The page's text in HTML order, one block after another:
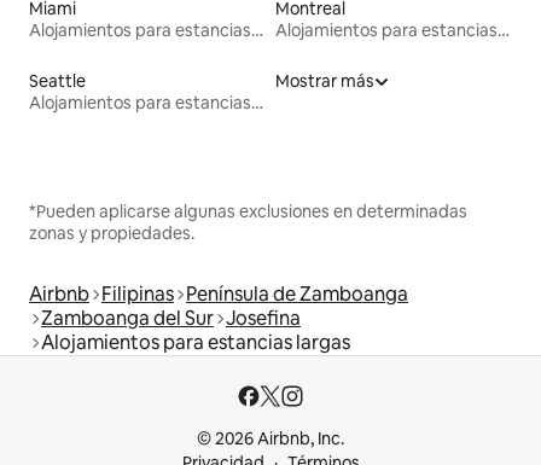
Miami
Alojamientos para estancias largas
Montreal
Alojamientos para estancias largas
Seattle
Alojamientos para estancias largas
Mostrar más
*Pueden aplicarse algunas exclusiones en determinadas
zonas y propiedades.
Airbnb Filipinas Península de Zamboanga
Zamboanga del Sur Josefina
Alojamientos para estancias largas
© 2026 Airbnb, Inc.